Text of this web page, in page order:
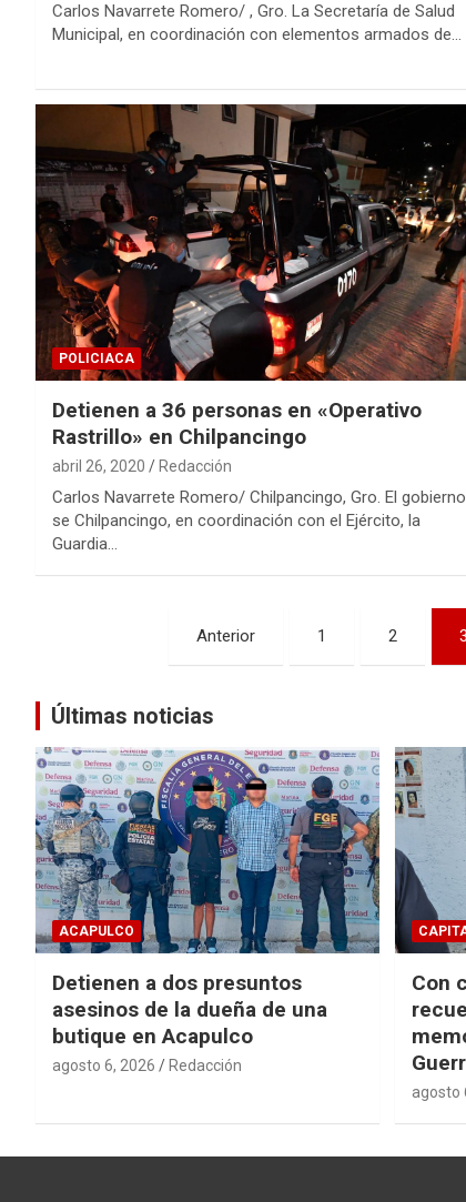
Carlos Navarrete Romero/ , Gro. La Secretaría de Salud
Municipal, en coordinación con elementos armados de…
POLICIACA
Detienen a 36 personas en «Operativo
Rastrillo» en Chilpancingo
abril 26, 2020 Redacción
Carlos Navarrete Romero/ Chilpancingo, Gro. El gobierno
se Chilpancingo, en coordinación con el Ejército, la
Guardia…
Navegación
entradas
Anterior 1 2 3
Últimas noticias
ACAPULCO
Detienen a dos presuntos
asesinos de la dueña de una
butique en Acapulco
agosto 6, 2026 Redacción
Con
agosto